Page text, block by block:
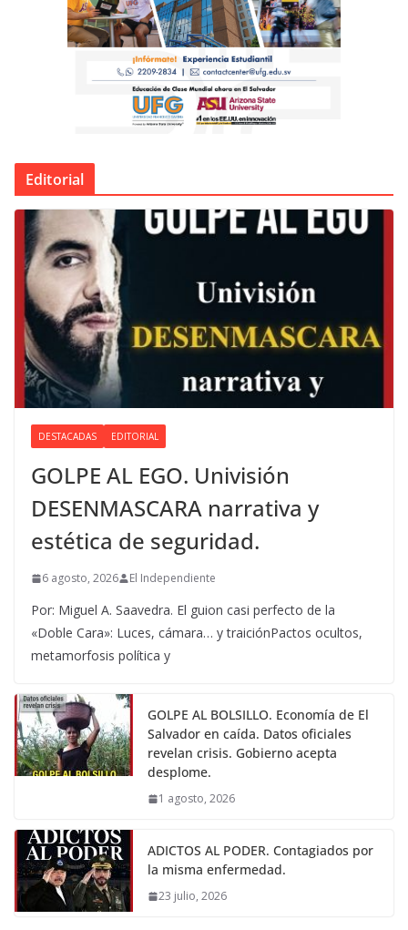
Editorial
DESTACADAS EDITORIAL
GOLPE AL EGO. Univisión
DESENMASCARA narrativa y
estética de seguridad.
6 agosto, 2026 El Independiente
Por: Miguel A. Saavedra. El guion casi perfecto de la
«Doble Cara»: Luces, cámara… y traiciónPactos ocultos,
metamorfosis política y
GOLPE AL BOLSILLO. Economía de El
Salvador en caída. Datos oficiales
revelan crisis. Gobierno acepta
desplome.
1 agosto, 2026
ADICTOS AL PODER. Contagiados por
la misma enfermedad.
23 julio, 2026